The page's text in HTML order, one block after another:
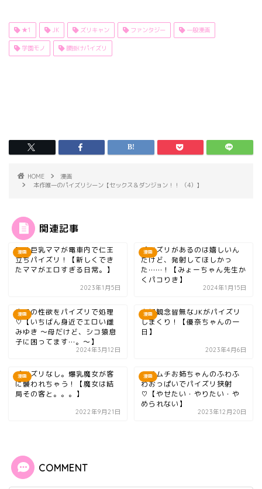
★1 JK ズリキャン ファンタジー 一般漫画
学園モノ 腰掛けパイズリ
HOME
漫画
本作唯一のパイズリシーン【セックス＆ダンジョン！！ （4）】
関連記事
漫画
ロリ巨乳ママが電車内で仁王
立ちパイズリ！【新しくでき
たママがエロすぎる日常。】
2023年1月5日
漫画
パイズリがあるのは嬉しいん
だけど、発射してほしかっ
た……！【みょーちゃん先生か
くパコりき】
2024年1月15日
漫画
息子の性欲をパイズリで処理
♡【いちばん身近でエロい雌
みゆき 〜母だけど、シコ猿息
子に困ってます…。〜】
2024年3月12日
漫画
貞操観念皆無なJKがパイズリ
しまくり！【優奈ちゃんの一
日】
2023年4月6日
漫画
パイズリなし。爆乳魔女が客
に襲われちゃう！【魔女は結
局その客と。。。】
2022年9月21日
漫画
ムチムチお姉ちゃんのふわふ
わおっぱいでパイズリ狭射
♡【やせたい・やりたい・や
められない】
2023年12月20日
COMMENT